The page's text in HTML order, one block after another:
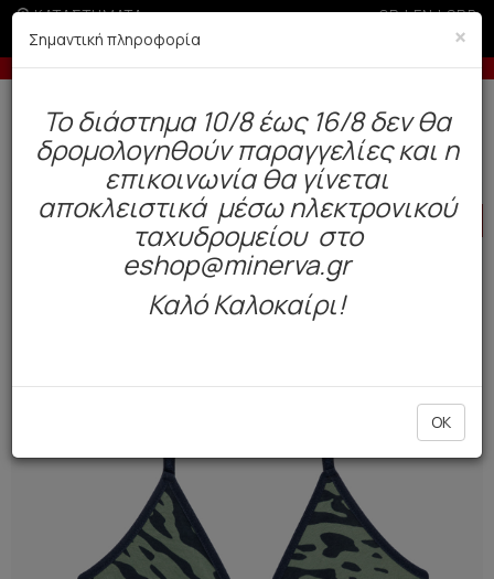
ΚΑΤΑΣΤΗΜΑΤΑ GR|EN|SRB
Έως 6 άτοκες δόσεις με πιστωτική άνω των 100€ -5%
Δωρεάν αποστολή άνω των 49€. Παράδοση σε 3-5 εργάσιμες.
Παιδί Teen Teen Tops
HOT
×
Σημαντική πληροφορία
To διάστημα 10/8 έως 16/8 δεν θα
δρομολογηθούν παραγγελίες και η
επικοινωνία θα γίνεται
αποκλειστικά μέσω ηλεκτρονικού
ταχυδρομείου στο
eshop@minerva.gr
Καλό Καλοκαίρι!
OK